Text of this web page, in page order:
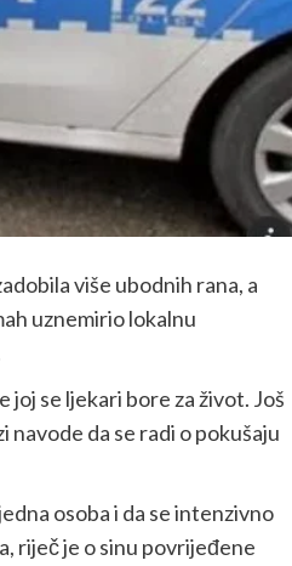
više ubodnih rana, a
uznemirio lokalnu
joj se ljekari bore za život. Još
da se radi o pokušaju
osoba i da se intenzivno
riječ je o sinu povrijeđene